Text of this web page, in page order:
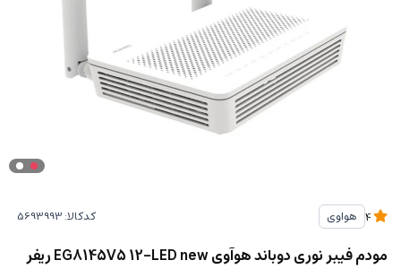
هواوی کدکالا:
مودم فیبر نوری دوباند هوآوی EG8145V5 12-LED new ریفر